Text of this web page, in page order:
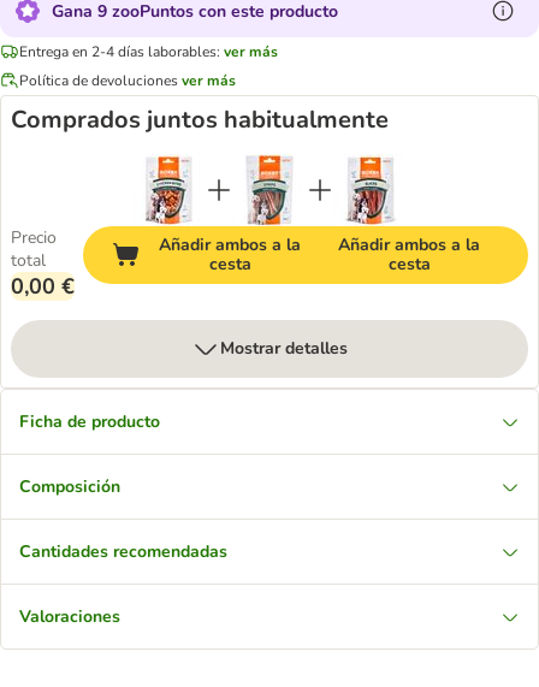
Gana 9 zooPuntos con este producto
Entrega en 2-4 días laborables: ver más
Política de devolucionesver más
Comprados juntos habitualmente
Precio
total
0,00 €
Añadir ambos a la
cesta
Añadir ambos a la
cesta
Mostrar detalles
Ficha de producto
Composición
Cantidades recomendadas
Valoraciones